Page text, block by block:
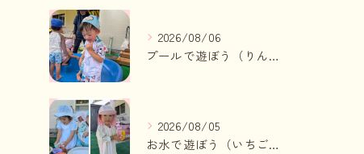
2026/08/06
プールで遊ぼう（りんご組、いちご組）
2026/08/05
お水で遊ぼう（いちご組・りんご組）